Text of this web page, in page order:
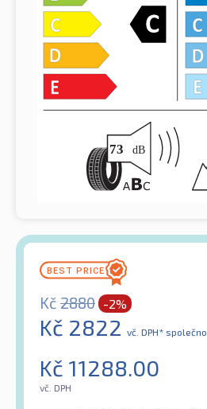
Kč 2880 -2%
Kč 2822 vč. DPH*
Kč 11288.00
vč. DPH